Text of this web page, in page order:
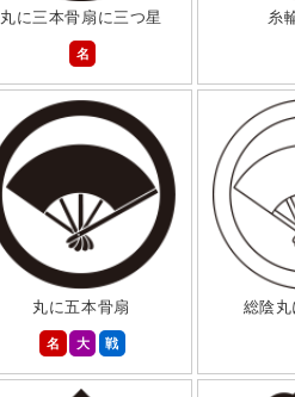
丸に三本骨扇に三つ星
名
糸
丸に五本骨扇
名
大 戦
総陰